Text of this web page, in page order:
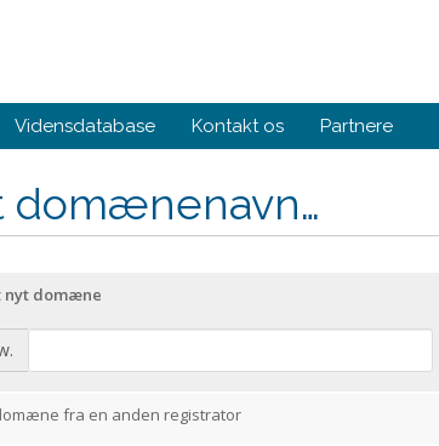
Vidensdatabase Kontakt os Partnere
nyt domæne
fra en anden registrator